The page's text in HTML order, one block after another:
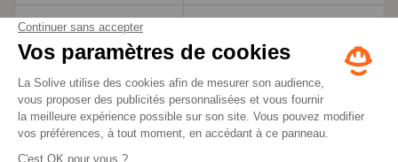
AREF
PTP Projet de transition professionnelle
Rénovation énergétique Travaux visant à améliorer la
Génie climatique Techniques liées au confort